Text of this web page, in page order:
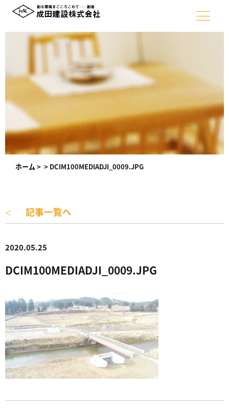
ホーム > > DCIM100MEDIADJI_0009.JPG
＜ 記事一覧へ
2020.05.25
DCIM100MEDIADJI_0009.JPG